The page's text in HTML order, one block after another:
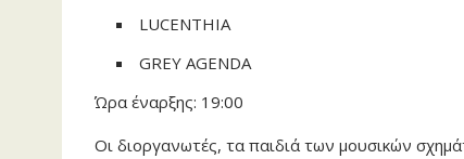
LUCENTHIA
GREY AGENDA
Ώρα έναρξης: 19:00
Οι διοργανωτές, τα παιδιά των μουσικών